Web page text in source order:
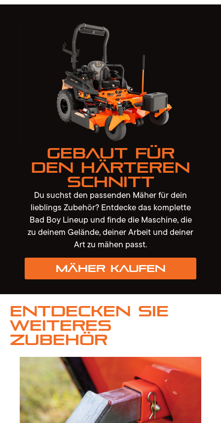
Gebaut für
den härteren
Schnitt
Du suchst den passenden Mäher für dein
lieblings Zubehör? Entdecke das komplette
Bad Boy Lineup und finde die Maschine, die
zu deinem Gelände, deiner Arbeit und deiner
Art zu mähen passt.
Mäher kaufen
Entdecken Sie
weiteres
Zubehör